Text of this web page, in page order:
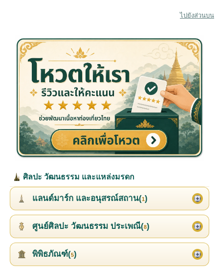
ไปยังส่วนบน
ศิลปะ วัฒนธรรม และแหล่งมรดก
แลนด์มาร์ก และอนุสรณ์สถาน(1)
ศูนย์ศิลปะ วัฒนธรรม ประเพณี(8)
พิพิธภัณฑ์(5)